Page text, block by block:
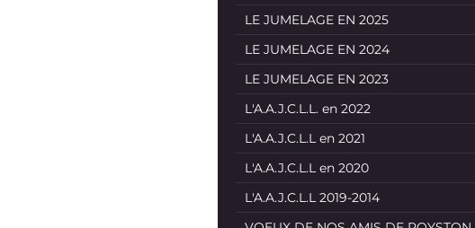
LE JUMELAGE EN 2025
LE JUMELAGE EN 2024
LE JUMELAGE EN 2023
L'A.A.J.C.L.L. en 2022
L'A.A.J.C.L.L en 2021
L'A.A.J.C.L.L en 2020
L'A.A.J.C.L.L 2019-2014